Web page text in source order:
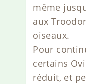
même
aux
oiseaux.
Pour
certains
réduit, et